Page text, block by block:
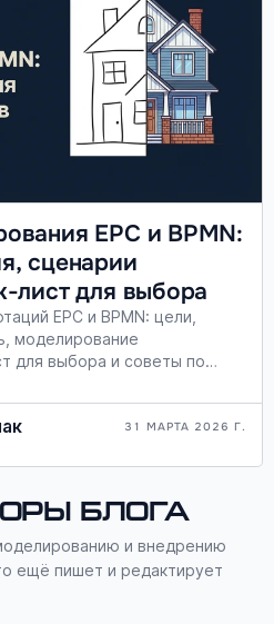
EPC и BPMN:
сценарии
лист для выбора
EPC и BPMN: цели,
моделирование
для выбора и советы по
31 МАРТА 2026 Г.
блога
и внедрению
ещё пишет и редактирует